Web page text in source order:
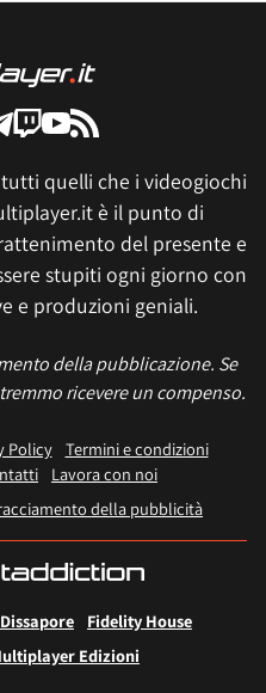
quelli che i videogiochi
è il punto di
del presente e
stupiti ogni giorno con
e produzioni geniali.
della pubblicazione. Se
ricevere un compenso.
Policy
Termini e condizioni
Lavora con noi
della pubblicità
Dissapore
Fidelity House
Edizioni